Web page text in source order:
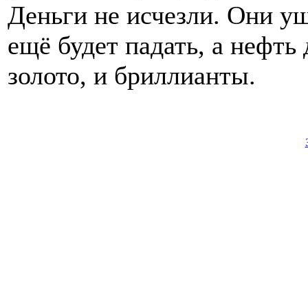
Деньги не исчезли. Они
ещё будет падать, а
золото, и бриллианты.